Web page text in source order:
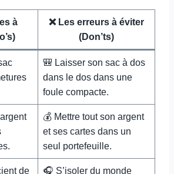
à
❌ Les erreurs à éviter
(Don’ts)
🎒 Laisser son sac à dos
dans le dos dans une
foule compacte.
💰 Mettre tout son argent
et ses cartes dans un
seul portefeuille.
de
🎧 S’isoler du monde